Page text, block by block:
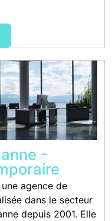
-
agence de
dans le secteur
depuis 2001. Elle